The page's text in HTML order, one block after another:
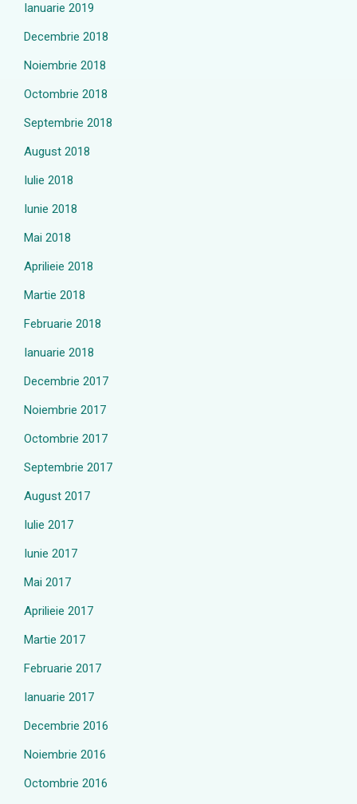
Ianuarie 2019
Decembrie 2018
Noiembrie 2018
Octombrie 2018
Septembrie 2018
August 2018
Iulie 2018
Iunie 2018
Mai 2018
Aprilieie 2018
Martie 2018
Februarie 2018
Ianuarie 2018
Decembrie 2017
Noiembrie 2017
Octombrie 2017
Septembrie 2017
August 2017
Iulie 2017
Iunie 2017
Mai 2017
Aprilieie 2017
Martie 2017
Februarie 2017
Ianuarie 2017
Decembrie 2016
Noiembrie 2016
Octombrie 2016